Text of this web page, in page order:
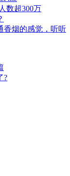
数超300万
香烟的感觉，听听
?